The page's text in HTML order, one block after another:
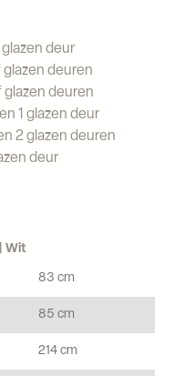
deur
deuren
deuren
1 glazen deur
2 glazen deuren
deur
Wit
83 cm
85 cm
214 cm